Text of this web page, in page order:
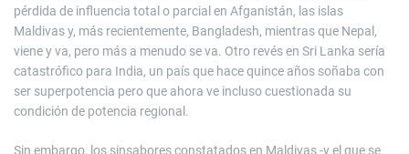
pérdida de influencia total o parcial en Afganistán, las islas
Maldivas y, más recientemente, Bangladesh, mientras que Nepal,
viene y va, pero más a menudo se va. Otro revés en Sri Lanka sería
catastrófico para India, un país que hace quince años soñaba con
ser superpotencia pero que ahora ve incluso cuestionada su
condición de potencia regional.
Sin embargo, los sinsabores constatados en Maldivas -y el que se